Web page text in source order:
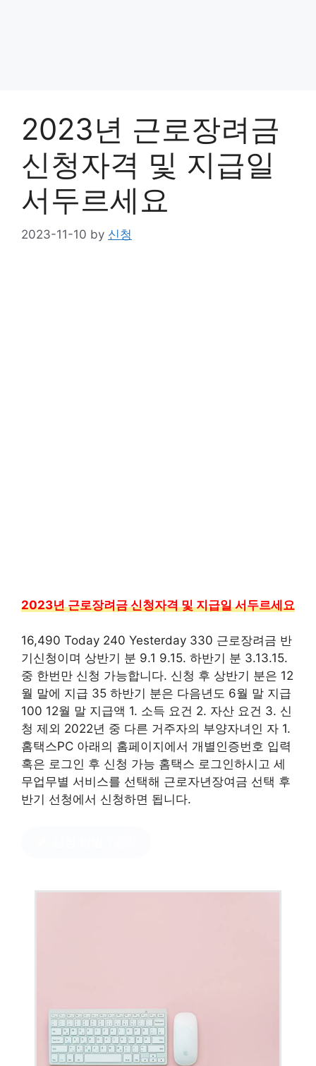
2023년 근로장려금
신청자격 및 지급일
서두르세요
2023-11-10 by 신청
2023년 근로장려금 신청자격 및 지급일 서두르세요
16,490 Today 240 Yesterday 330 근로장려금 반
기신청이며 상반기 분 9.1 9.15. 하반기 분 3.13.15.
중 한번만 신청 가능합니다. 신청 후 상반기 분은 12
월 말에 지급 35 하반기 분은 다음년도 6월 말 지급
100 12월 말 지급액 1. 소득 요건 2. 자산 요건 3. 신
청 제외 2022년 중 다른 거주자의 부양자녀인 자 1.
홈택스PC 아래의 홈페이지에서 개별인증번호 입력
혹은 로그인 후 신청 가능 홈택스 로그인하시고 세
무업무별 서비스를 선택해 근로자년장여금 선택 후
반기 선청에서 신청하면 됩니다.